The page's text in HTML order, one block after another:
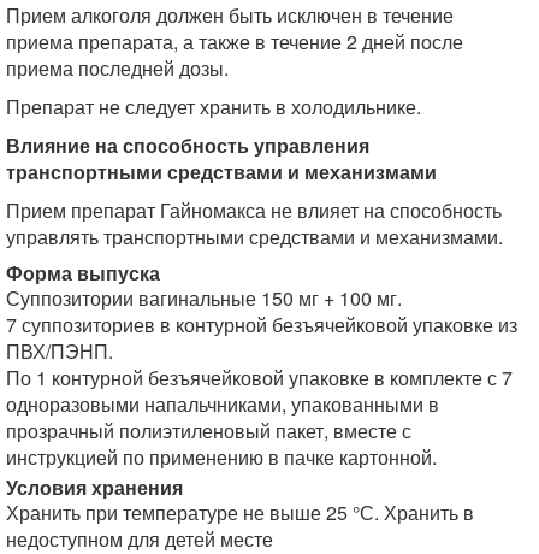
Прием алкоголя должен быть исключен в течение
приема препарата, а также в течение 2 дней после
приема последней дозы.
Препарат не следует хранить в холодильнике.
Влияние на способность управления
транспортными средствами и механизмами
Прием препарат Гайномакса не влияет на способность
управлять транспортными средствами и механизмами.
Форма выпуска
Суппозитории вагинальные 150 мг + 100 мг.
7 суппозиториев в контурной безъячейковой упаковке из
ПВХ/ПЭНП.
По 1 контурной безъячейковой упаковке в комплекте с 7
одноразовыми напальчниками, упакованными в
прозрачный полиэтиленовый пакет, вместе с
инструкцией по применению в пачке картонной.
Условия хранения
Хранить при температуре не выше 25 °С. Хранить в
недоступном для детей месте